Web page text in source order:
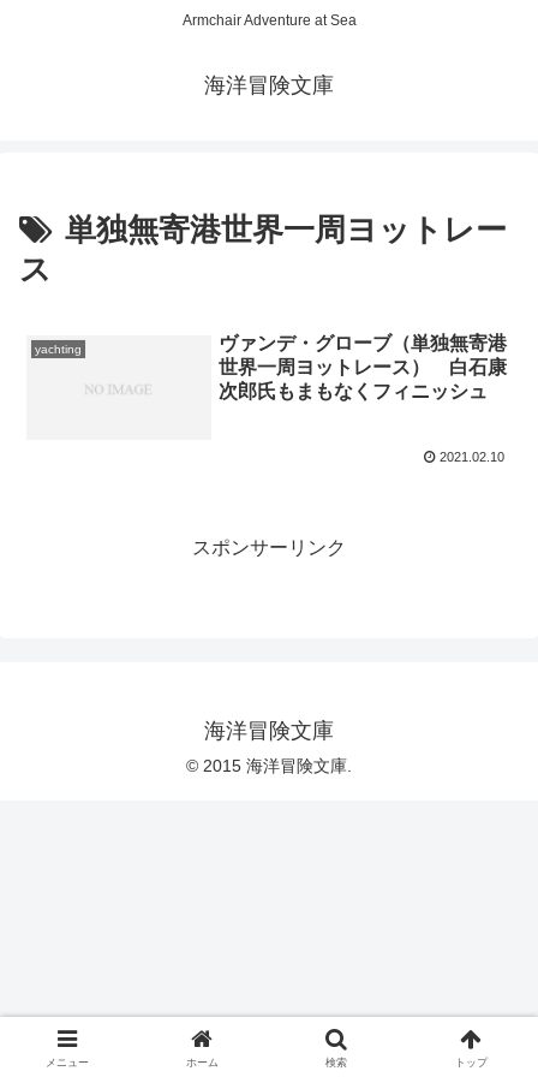
Armchair Adventure at Sea
海洋冒険文庫
単独無寄港世界一周ヨットレー
ス
yachting
ヴァンデ・グローブ（単独無寄港
世界一周ヨットレース） 白石康
次郎氏もまもなくフィニッシュ
2021.02.10
スポンサーリンク
海洋冒険文庫
© 2015 海洋冒険文庫.
メニュー ホーム 検索 トップ